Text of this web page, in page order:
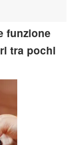
funzione
tra pochi